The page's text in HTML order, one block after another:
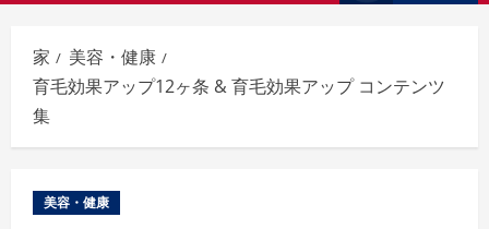
イ
マ
リ
メ
ニ
ー
家
美容・健康
育毛効果アップ12ヶ条 & 育毛効果アップ コンテンツ
集
美容・健康